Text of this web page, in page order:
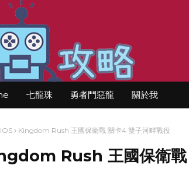
七龍珠 勇者鬥惡龍 關於我
iOS Kingdom Rush 王國保衛戰 關卡4 雙子河畔戰役
Rush 王國保衛戰